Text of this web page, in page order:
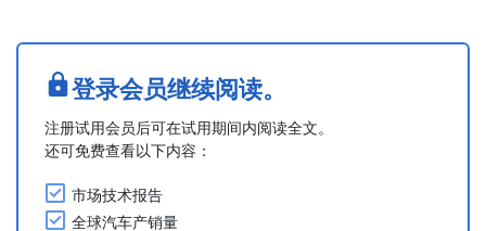
获得约7,100万美元。
浙江华友钴业将获得Elevra在该项目中的所有权利和权益。
此次出售将使Elevra能....
登录会员继续阅读。
注册试用会员后可在试用期间内阅读全文。
还可免费查看以下内容：
市场技术报告
全球汽车产销量